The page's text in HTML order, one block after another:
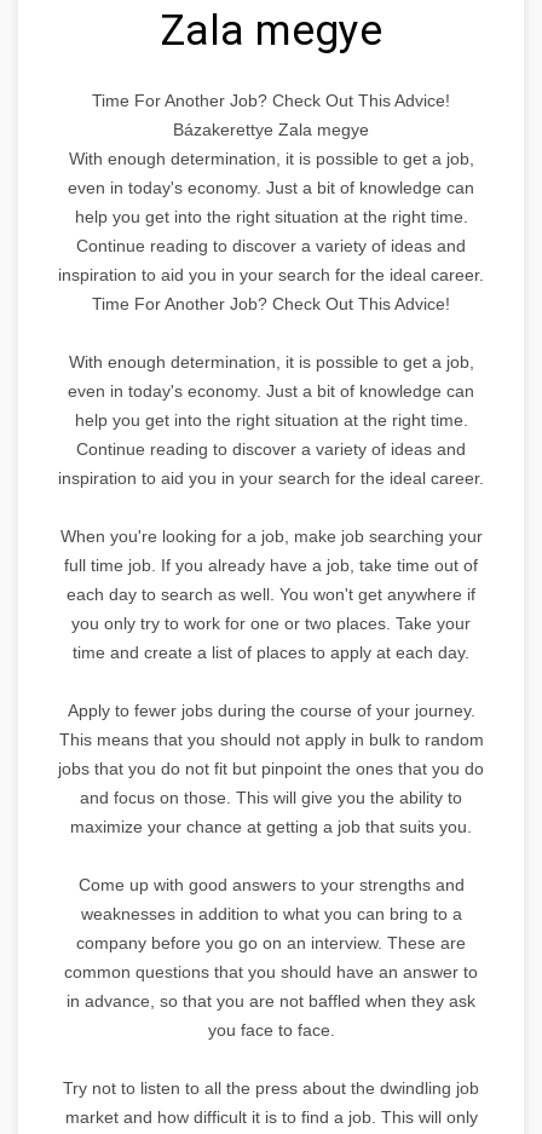
Zala megye
Time For Another Job? Check Out This Advice!
Bázakerettye Zala megye
With enough determination, it is possible to get a job,
even in today's economy. Just a bit of knowledge can
help you get into the right situation at the right time.
Continue reading to discover a variety of ideas and
inspiration to aid you in your search for the ideal career.
Time For Another Job? Check Out This Advice!
With enough determination, it is possible to get a job,
even in today's economy. Just a bit of knowledge can
help you get into the right situation at the right time.
Continue reading to discover a variety of ideas and
inspiration to aid you in your search for the ideal career.
When you're looking for a job, make job searching your
full time job. If you already have a job, take time out of
each day to search as well. You won't get anywhere if
you only try to work for one or two places. Take your
time and create a list of places to apply at each day.
Apply to fewer jobs during the course of your journey.
This means that you should not apply in bulk to random
jobs that you do not fit but pinpoint the ones that you do
and focus on those. This will give you the ability to
maximize your chance at getting a job that suits you.
Come up with good answers to your strengths and
weaknesses in addition to what you can bring to a
company before you go on an interview. These are
common questions that you should have an answer to
in advance, so that you are not baffled when they ask
you face to face.
Try not to listen to all the press about the dwindling job
market and how difficult it is to find a job. This will only